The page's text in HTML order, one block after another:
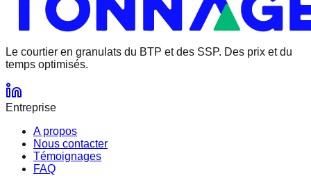
Le courtier en granulats du BTP et des SSP. Des prix et du
temps optimisés.
Entreprise
A propos
Nous contacter
Témoignages
FAQ